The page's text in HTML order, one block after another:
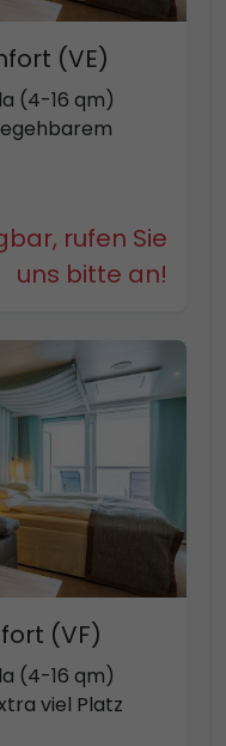
(VE)
(4-16 qm)
rufen Sie
uns bitte an!
(VF)
(4-16 qm)
viel Platz